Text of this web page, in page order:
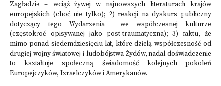
Zagładzie – wciąż żywej w najnowszych literaturach krajów
europejskich (choć nie tylko); 2) reakcji na dyskurs publiczny
dotyczący tego Wydarzenia we współczesnej kulturze
(częstokroć opisywanej jako post-traumatyczna); 3) faktu, że
mimo ponad siedemdziesięciu lat, które dzielą współczesność od
drugiej wojny światowej i ludobójstwa Żydów, nadal doświadczenie
to kształtuje społeczną świadomość kolejnych pokoleń
Europejczyków, Izraelczyków i Amerykanów.